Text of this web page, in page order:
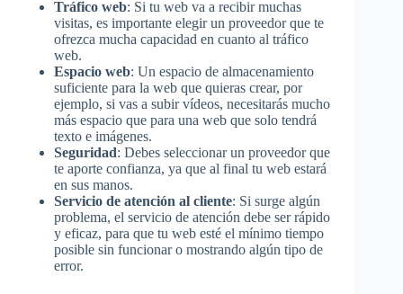
Tráfico web: Si tu web va a recibir muchas
visitas, es importante elegir un proveedor que te
ofrezca mucha capacidad en cuanto al tráfico
web.
Espacio web: Un espacio de almacenamiento
suficiente para la web que quieras crear, por
ejemplo, si vas a subir vídeos, necesitarás mucho
más espacio que para una web que solo tendrá
texto e imágenes.
Seguridad: Debes seleccionar un proveedor que
te aporte confianza, ya que al final tu web estará
en sus manos.
Servicio de atención al cliente: Si surge algún
problema, el servicio de atención debe ser rápido
y eficaz, para que tu web esté el mínimo tiempo
posible sin funcionar o mostrando algún tipo de
error.